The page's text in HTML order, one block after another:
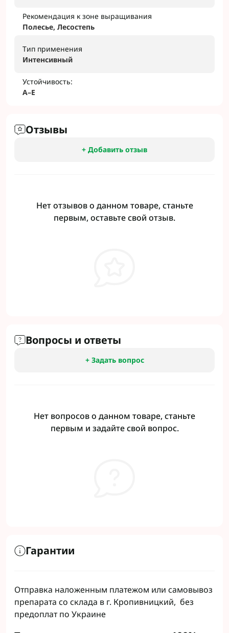
Рекомендация к зоне выращивания
Полесье, Лесостепь
Тип применения
Интенсивный
Устойчивость:
A–Е
Отзывы
+ Добавить отзыв
Нет отзывов о данном товаре, станьте
первым, оставьте свой отзыв.
Вопросы и ответы
+ Задать вопрос
Нет вопросов о данном товаре, станьте
первым и задайте свой вопрос.
Гарантии
Отправка наложенным платежом или самовывоз
препарата со склада в г. Кропивницкий, без
предоплат по Украине